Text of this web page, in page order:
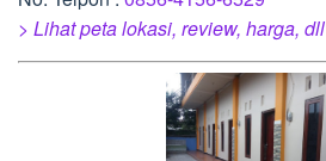
> Lihat peta lokasi, review, harga, dll